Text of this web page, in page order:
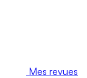
Mes revues